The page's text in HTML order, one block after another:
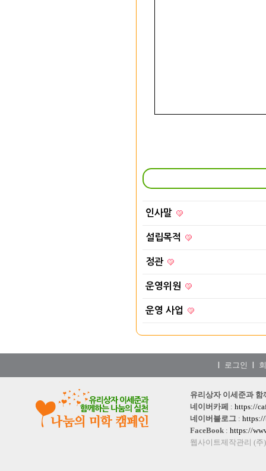
인사말
설립목적
정관
운영위원
운영 사업
로그인
유리상자 이세준과 함
네이버카페
: https://
네이버블로그 :
FaceBook : https://
웹사이트제작관리 (